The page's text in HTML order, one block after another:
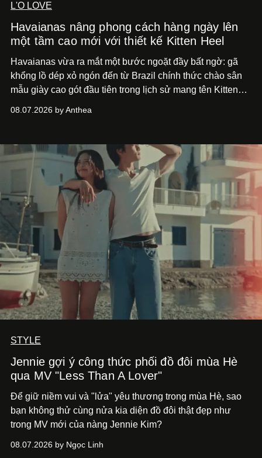
L'O LOVE
Havaianas nâng phong cách hàng ngày lên
một tầm cao mới với thiết kế Kitten Heel
Havaianas vừa ra mắt một bước ngoặt đầy bất ngờ: gã
khổng lồ dép xỏ ngón đến từ Brazil chính thức chào sân
mẫu giày cao gót đầu tiên trong lịch sử mang tên Kitten
08.07.2026 by Anthea
STYLE
Jennie gợi ý công thức phối đồ đôi mùa Hè
qua MV "Less Than A Lover"
Để giữ niềm vui và "lửa" yêu thương trong mùa Hè, sao
bạn không thử cùng nửa kia diện đồ đôi thật đẹp như
trong MV mới của nàng Jennie Kim?
08.07.2026 by Ngọc Linh